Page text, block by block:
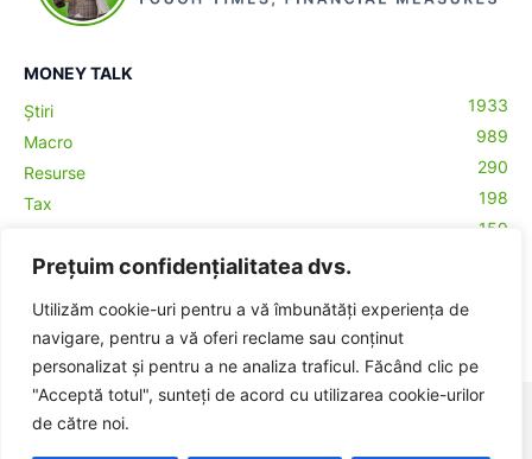
Prețuim confidențialitatea dvs.
Utilizăm cookie-uri pentru a vă îmbunătăți experiența de
navigare, pentru a vă oferi reclame sau conținut
personalizat și pentru a ne analiza traficul. Făcând clic pe
"Acceptă totul", sunteți de acord cu utilizarea cookie-urilor
de către noi.
MONEY TALK
Știri
1933
Macro
989
Resurse
290
Tax
198
159
Contabilitate
Crypto
© BadgerHub - Toate drepturile rezervate -
Publicitate